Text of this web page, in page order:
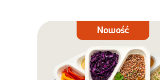
Dieta
Nowość